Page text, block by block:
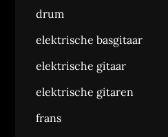
drum
elektrische basgitaar
elektrische gitaar
elektrische gitaren
frans